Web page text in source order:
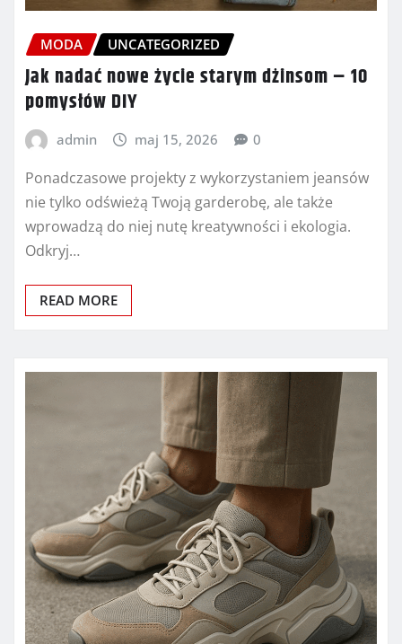
MODA UNCATEGORIZED
Jak nadać nowe życie starym dżinsom – 10
pomysłów DIY
admin maj 15, 2026 0
Ponadczasowe projekty z wykorzystaniem jeansów
nie tylko odświeżą Twoją garderobę, ale także
wprowadzą do niej nutę kreatywności i ekologia.
Odkryj…
READ MORE